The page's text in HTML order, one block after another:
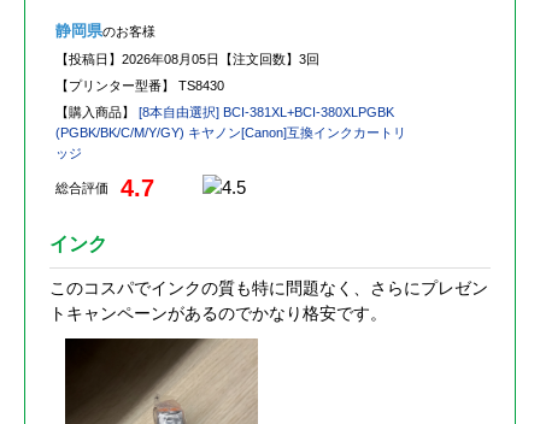
静岡県のお客様
【投稿日】 2026年08月05日 【注文回数】 3回
【プリンター型番】 TS8430
【購入商品】 [8本自由選択] BCI-381XL+BCI-380XLPGBK
(PGBK/BK/C/M/Y/GY) キヤノン[Canon]互換インクカートリ
ッジ
総合評価 4.7
インク
このコスパでインクの質も特に問題なく、さらにプレゼン
トキャンペーンがあるのでかなり格安です。